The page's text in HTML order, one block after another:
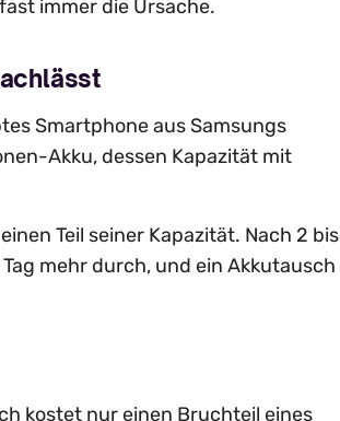
immer die Ursache.
Smartphone aus Samsungs
Akku, dessen Kapazität mit
Teil seiner Kapazität. Nach 2 bis
mehr durch, und ein Akkutausch
kostet nur einen Bruchteil eines